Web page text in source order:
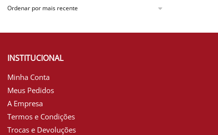
INSTITUCIONAL
Minha Conta
Meus Pedidos
A Empresa
Termos e Condições
Trocas e Devoluções